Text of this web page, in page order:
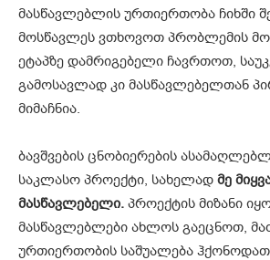
მასწავლებლის ურთიერთობა ჩიხში
მოსწავლეს ვთხოვოთ პრობლემის
ეტაპზე დამრიგებელი ჩავრთოთ,
გამოსავლად კი მასწავლებელთან
მიმაჩნია.
ბავშვების ცნობიერების
საკლასო პროექტი, სახელად მე
მასწავლებელი. პროექტის მიზანი
მასწავლებლები ახლოს გაეცნოთ,
ურთიერთობის საშუალება